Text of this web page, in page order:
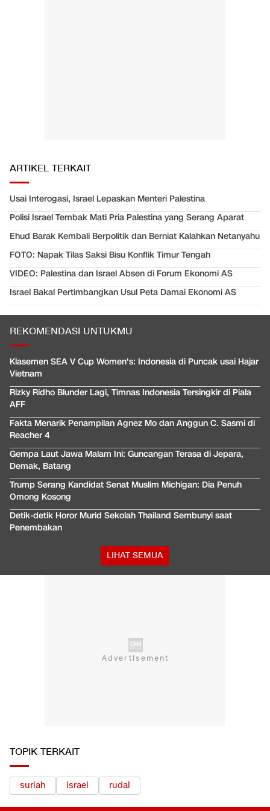
ARTIKEL TERKAIT
Usai Interogasi, Israel Lepaskan Menteri Palestina
Polisi Israel Tembak Mati Pria Palestina yang Serang Aparat
Ehud Barak Kembali Berpolitik dan Berniat Kalahkan Netanyahu
FOTO: Napak Tilas Saksi Bisu Konflik Timur Tengah
VIDEO: Palestina dan Israel Absen di Forum Ekonomi AS
Israel Bakal Pertimbangkan Usul Peta Damai Ekonomi AS
REKOMENDASI UNTUKMU
Klasemen SEA V Cup Women's: Indonesia di Puncak usai Hajar
Vietnam
Rizky Ridho Blunder Lagi, Timnas Indonesia Tersingkir di Piala
AFF
Fakta Menarik Penampilan Agnez Mo dan Anggun C. Sasmi di
Reacher 4
Gempa Laut Jawa Malam Ini: Guncangan Terasa di Jepara,
Demak, Batang
Trump Serang Kandidat Senat Muslim Michigan: Dia Penuh
Omong Kosong
Detik-detik Horor Murid Sekolah Thailand Sembunyi saat
Penembakan
LIHAT SEMUA
TOPIK TERKAIT
suriah israel rudal